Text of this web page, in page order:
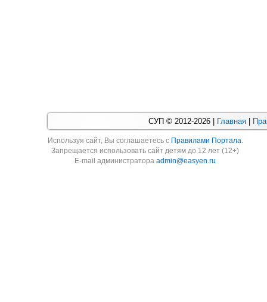
СУП © 2012-2026 | Главная
Используя cайт, Вы соглашаетесь с Правилами Портала.
Запрещается использовать сайт детям до 12 лет (12+)
E-mail администратораadmin@easyen.ru